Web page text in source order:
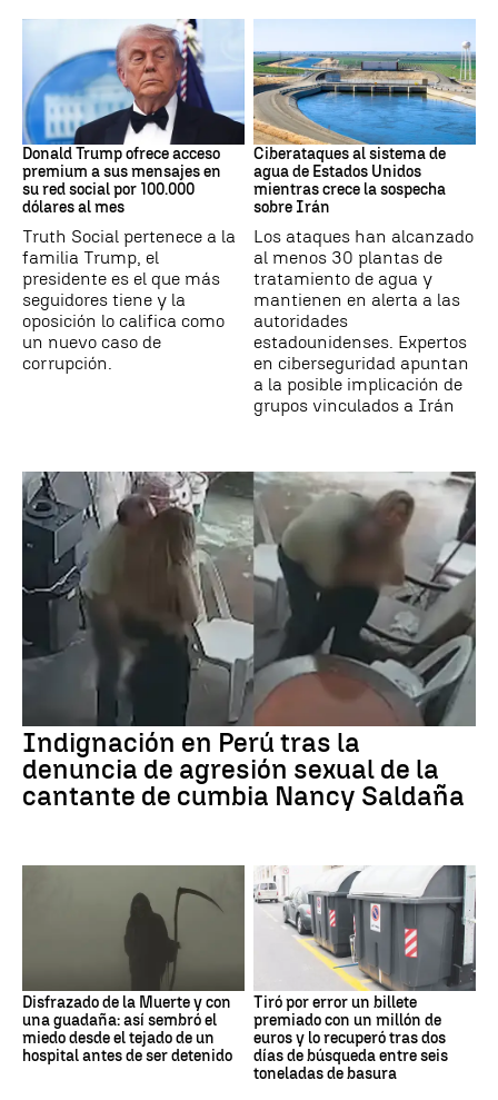
DONALD TRUMP
Donald Trump ofrece acceso
premium a sus mensajes en
su red social por 100.000
dólares al mes
Truth Social pertenece a la
familia Trump, el
presidente es el que más
seguidores tiene y la
oposición lo califica como
un nuevo caso de
corrupción.
Guerra Irán
Ciberataques al sistema de
agua de Estados Unidos
mientras crece la sospecha
sobre Irán
Los ataques han alcanzado
al menos 30 plantas de
tratamiento de agua y
mantienen en alerta a las
autoridades
estadounidenses. Expertos
en ciberseguridad apuntan
a la posible implicación de
grupos vinculados a Irán
Indignación en Perú tras la
denuncia de agresión sexual de la
cantante de cumbia Nancy Saldaña
Disfrazado de la Muerte y con
una guadaña: así sembró el
miedo desde el tejado de un
hospital antes de ser detenido
Tiró por error un billete
premiado con un millón de
euros y lo recuperó tras dos
días de búsqueda entre seis
toneladas de basura